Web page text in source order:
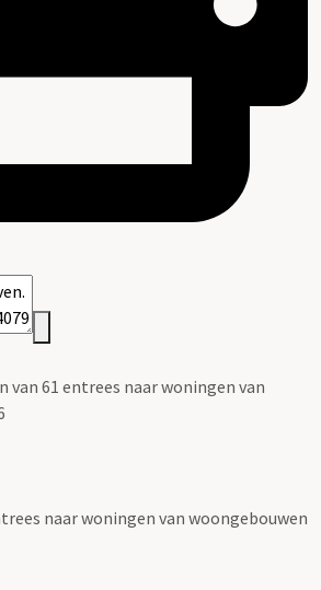
van 61 entrees naar woningen van
naar woningen van woongebouwen